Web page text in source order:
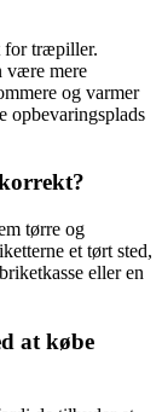
for træpiller.
være mere
og varmer
opbevaringsplads
tørre og
et tørt sted,
eller en
at købe